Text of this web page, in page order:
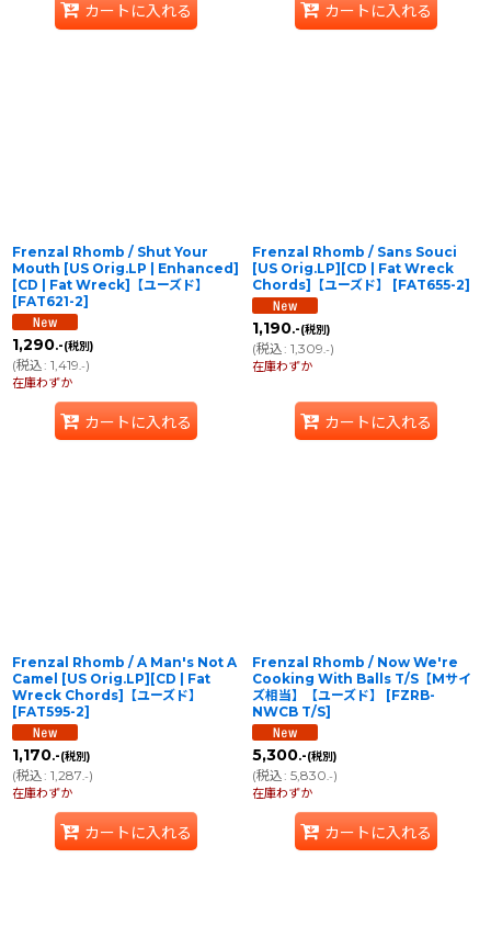
カートに入れる カートに入れる
Frenzal Rhomb / Shut Your
Mouth [US Orig.LP | Enhanced]
[CD | Fat Wreck]【ユーズド】
[FAT621-2]
1,290.-(税別)
(税込: 1,419.-)
在庫わずか
カートに入れる
Frenzal Rhomb / Sans Souci
[US Orig.LP][CD | Fat Wreck
Chords]【ユーズド】
[FAT655-2]
1,190.-(税別)
(税込: 1,309.-)
在庫わずか
カートに入れる
Frenzal Rhomb / A Man's Not A
Camel [US Orig.LP][CD | Fat
Wreck Chords]【ユーズド】
[FAT595-2]
1,170.-(税別)
(税込: 1,287.-)
在庫わずか
カートに入れる
Frenzal Rhomb / Now We're
Cooking With Balls T/S【Mサイ
ズ相当】【ユーズド】
[FZRB-
NWCB T/S]
5,300.-(税別)
(税込: 5,830.-)
在庫わずか
カートに入れる